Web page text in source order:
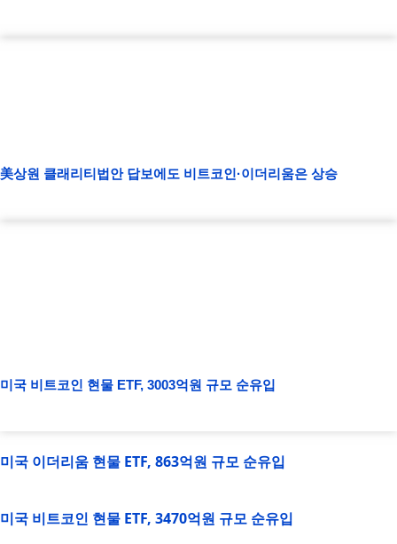
美상원 클래리티법안 답보에도 비트코인·이더리움은 상승
미국 비트코인 현물 ETF, 3003억원 규모 순유입
미국 이더리움 현물 ETF, 863억원 규모 순유입
미국 비트코인 현물 ETF, 3470억원 규모 순유입